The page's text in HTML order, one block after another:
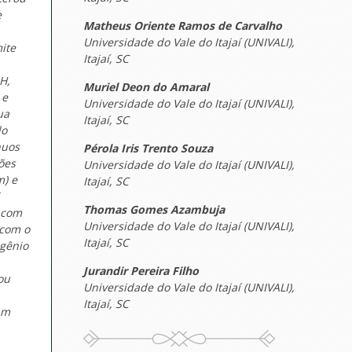
e
o
Matheus Oriente Ramos de Carvalho
Universidade do Vale do Itajaí (UNIVALI),
Itajaí, SC
Muriel Deon do Amaral
Universidade do Vale do Itajaí (UNIVALI),
Itajaí, SC
Pérola Iris Trento Souza
Universidade do Vale do Itajaí (UNIVALI),
Itajaí, SC
Thomas Gomes Azambuja
Universidade do Vale do Itajaí (UNIVALI),
Itajaí, SC
Jurandir Pereira Filho
Universidade do Vale do Itajaí (UNIVALI),
Itajaí, SC